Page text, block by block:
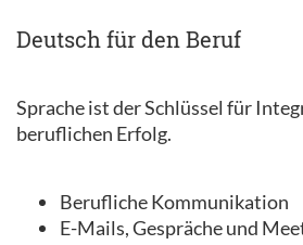
Deutsch für den Beruf
Sprache ist der Schlüssel für
beruflichen Erfolg.
Berufliche Kommunikation
E-Mails, Gespräche und